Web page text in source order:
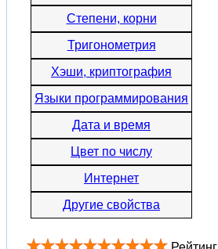
Степени, корни
Тригонометрия
Хэши, криптография
Языки программирования
Дата и время
Цвет по числу
Интернет
Другие свойства